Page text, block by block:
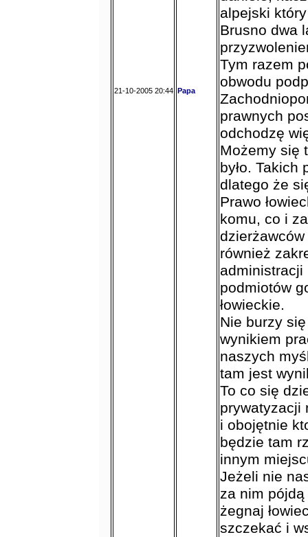
21-10-2005 20:44 Papa
alpejski
Brusno dwa
Tym razem
obwodu
prawnych
odchodzę
Możemy się
było. Takich
dlatego że
Prawo
komu, co i
również
administracji
podmiotów
łowieckie.
Nie burzy
wynikiem
naszych
tam jest
To co się
prywatyzacji
i obojętnie
będzie tam
innym
Jeżeli nie
za nim
żegnaj
szczekać i